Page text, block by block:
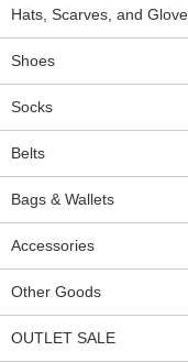
Hats, Scarves, and
Shoes
Socks
Belts
Bags & Wallets
Accessories
Other Goods
OUTLET SALE